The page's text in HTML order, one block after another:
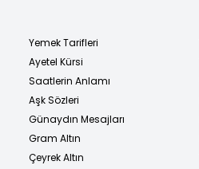
Yemek Tarifleri
Ayetel Kürsi
Saatlerin Anlamı
Aşk Sözleri
Günaydın Mesajları
Gram Altın
Çeyrek Altın